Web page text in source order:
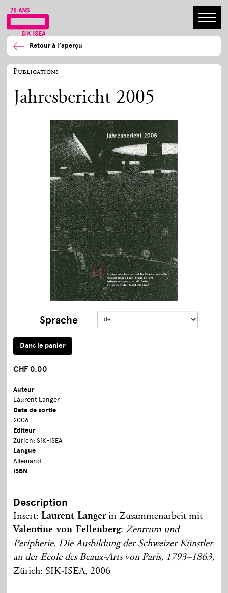
Retour à l’aperçu
Publications
Jahresbericht 2005
Sprache
CHF 0.00
Auteur
Laurent Langer
Date de sortie
2006
Editeur
Zürich: SIK-ISEA
Langue
Allemand
ISBN
Description
Insert:Laurent Langerin Zusammenarbeit mit
Valentine von Fellenberg:Zentrum und
Peripherie. Die Ausbildung der Schweizer Künstler
an der Ecole des Beaux-Arts von Paris, 1793–1863,
Zürich: SIK-ISEA, 2006